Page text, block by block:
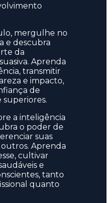
mergulhe no
e descubra
da
Aprenda
transmitir
e impacto,
de
superiores.
a inteligência
o poder de
suas
outros. Aprenda
cultivar
e
tanto
quanto